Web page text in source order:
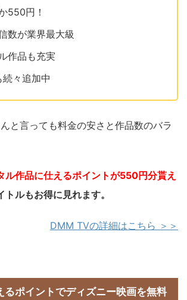
550円！
数が業界最大級
作品も充実
々追加中
と言っても料金の安さと作品数のバラ
ル作品に仕えるポイントが550円分貰え
ルもお得に見れます。
DMM TVの詳細はこちら ＞＞
るポイントでディズニー映画を無料